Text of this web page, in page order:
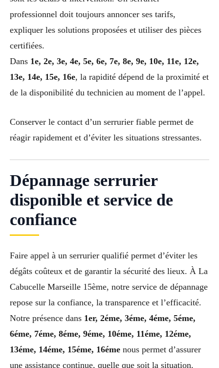
professionnel doit toujours annoncer ses tarifs,
expliquer les solutions proposées et utiliser des pièces
certifiées.
Dans 1e, 2e, 3e, 4e, 5e, 6e, 7e, 8e, 9e, 10e, 11e, 12e,
13e, 14e, 15e, 16e, la rapidité dépend de la proximité et
de la disponibilité du technicien au moment de l’appel.
Conserver le contact d’un serrurier fiable permet de
réagir rapidement et d’éviter les situations stressantes.
Dépannage serrurier
disponible et service de
confiance
Faire appel à un serrurier qualifié permet d’éviter les
dégâts coûteux et de garantir la sécurité des lieux. À La
Cabucelle Marseille 15ème, notre service de dépannage
repose sur la confiance, la transparence et l’efficacité.
Notre présence dans 1er, 2éme, 3éme, 4éme, 5éme,
6éme, 7éme, 8éme, 9éme, 10éme, 11éme, 12éme,
13éme, 14éme, 15éme, 16éme nous permet d’assurer
une assistance continue, quelle que soit la situation.